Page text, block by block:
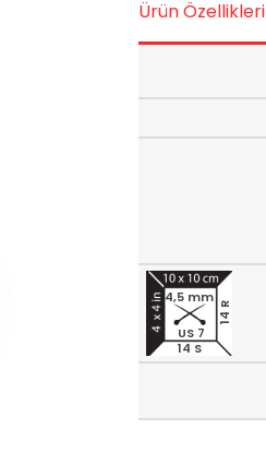
Ürün Özellikleri
14 S
14 R
4,5 mm
US 7